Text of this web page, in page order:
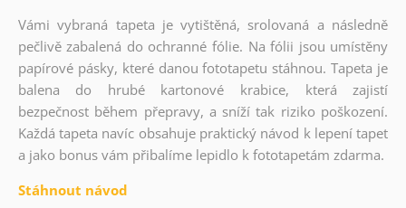
Vámi vybraná tapeta je vytištěná, srolovaná a následně
pečlivě zabalená do ochranné fólie. Na fólii jsou umístěny
papírové pásky, které danou fototapetu stáhnou. Tapeta je
balena do hrubé kartonové krabice, která zajistí
bezpečnost během přepravy, a sníží tak riziko poškození.
Každá tapeta navíc obsahuje praktický návod k lepení tapet
a jako bonus vám přibalíme lepidlo k fototapetám zdarma.
Stáhnout návod